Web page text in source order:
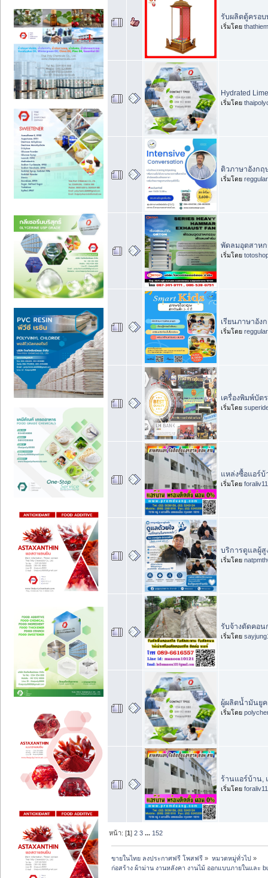
รับผลิตตู้ครอ
เริ่มโดย
Hydrated
เริ่มโดย
ติวภาษาอังกฤ
เริ่มโดย
พัดลมอุตสาหก
เริ่มโดย
เรียนภาษาอัง
เริ่มโดย
เครื่องพิมพ์บัต
เริ่มโดย
แหล่งซื้อแอร์บ้
เริ่มโดย foraliv11
บริการดูแลผู้สู
เริ่มโดย
รับจ้างตัดคอ
เริ่มโดย
ผู้ผลิตน้ำมันยู
เริ่มโดย
ร้านแอร์บ้าน,
เริ่มโดย foraliv11
หน้า: [1]2 3 ... 152
ขายในไทย ลงประกาศฟรี โพสฟรี » หมวดหมู่ทั่วไป»
ก่อสร้าง ผ้าม่าน งานหลังคา งานไม้ ออกแบบภายในและ